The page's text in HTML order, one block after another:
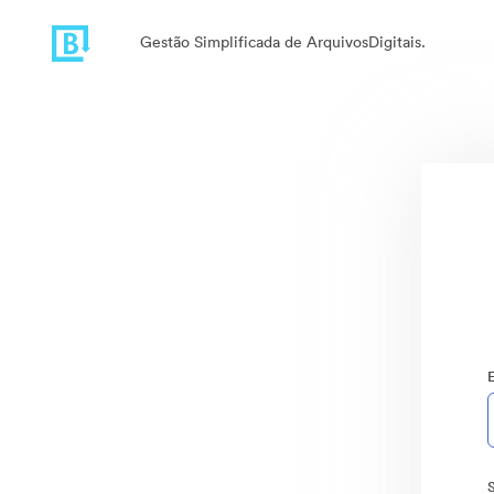
Gestão Simplificada de ArquivosDigitais.